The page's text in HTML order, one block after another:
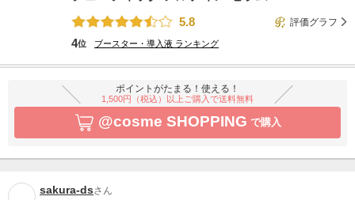
5.8
評価グラフ
4位 ブースター・導入液 ランキング
ポイントがたまる！使える！
1,500円（税込）以上ご購入で送料無料
@cosme SHOPPING で購入
sakura-dsさん